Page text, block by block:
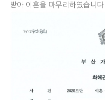
받아 이혼을 마무리하였습니다.